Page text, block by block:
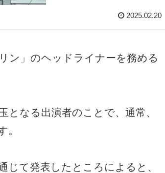
2025.02.20
ン」のヘッドライナーを務める
なる出演者のことで、通常、
。
じて発表したところによると、